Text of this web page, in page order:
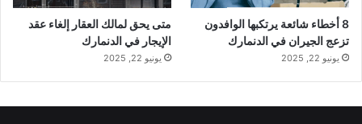
8 أخطاء شائعة يرتكبها الوافدون
تزعج الجيران في الدنمارك
يونيو 22, 2025
متى يحق لمالك العقار إلغاء عقد
الإيجار في الدنمارك
يونيو 22, 2025